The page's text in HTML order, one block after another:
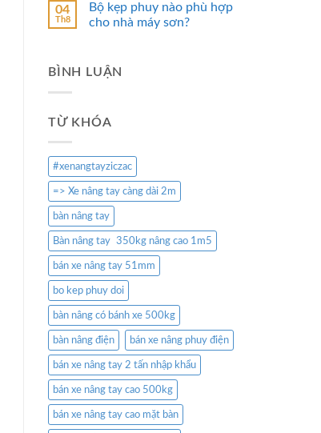
04
Th8
Bộ kẹp phuy nào phù hợp
cho nhà máy sơn?
BÌNH LUẬN
TỪ KHÓA
#xenangtayziczac
=> Xe nâng tay càng dài 2m
bàn nâng tay
Bàn nâng tay 350kg nâng cao 1m5
bán xe nâng tay 51mm
bo kep phuy doi
bàn nâng có bánh xe 500kg
bàn nâng điện bán xe nâng phuy điện
bán xe nâng tay 2 tấn nhập khẩu
bán xe nâng tay cao 500kg
bán xe nâng tay cao mặt bàn